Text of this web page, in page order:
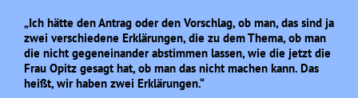
„Ich hätte den Antrag oder den Vorschlag, ob man, das sind ja
zwei verschiedene Erklärungen, die zu dem Thema, ob man
die nicht gegeneinander abstimmen lassen, wie die jetzt die
Frau Opitz gesagt hat, ob man das nicht machen kann. Das
heißt, wir haben zwei Erklärungen.“